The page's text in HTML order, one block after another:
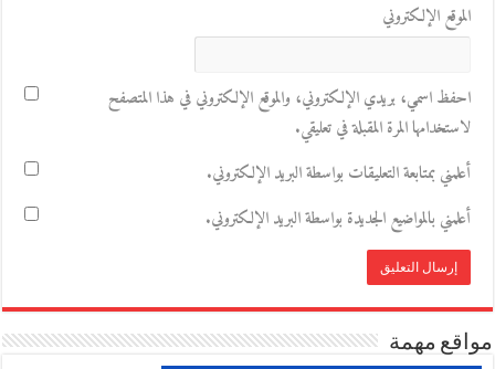
الموقع الإلكتروني
احفظ اسمي، بريدي الإلكتروني، والموقع الإلكتروني في هذا المتصفح
لاستخدامها المرة المقبلة في تعليقي.
أعلمني بمتابعة التعليقات بواسطة البريد الإلكتروني.
أعلمني بالمواضيع الجديدة بواسطة البريد الإلكتروني.
مواقع مهمة